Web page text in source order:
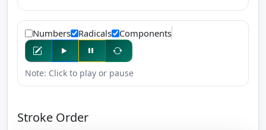
Numbers Radicals Components
Note: Click to play or pause
Stroke Order